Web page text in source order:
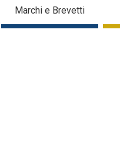
Marchi e Brevetti